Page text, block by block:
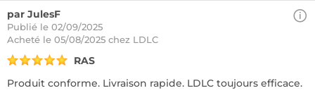
par JulesF
Publié le 02/09/2025
Acheté le 05/08/2025 chez LDLC
RAS
Produit conforme. Livraison rapide. LDLC toujours efficace.